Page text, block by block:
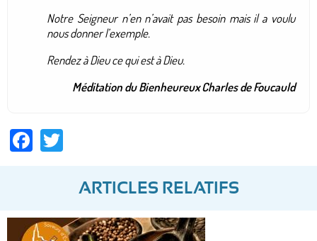
Notre Seigneur n’en n’avait pas besoin mais il a voulu
nous donner l’exemple.
Rendez à Dieu ce qui est à Dieu.
Méditation du Bienheureux Charles de Foucauld
Facebook
ARTICLES RELATIFS